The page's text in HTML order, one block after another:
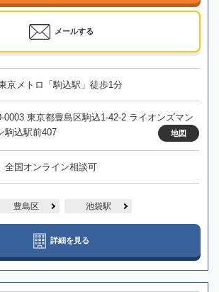
メールする
京メトロ「駒込駅」徒歩1分
0003 東京都豊島区駒込1-42-2 ライオンズマン
駒込駅前407
地図
全国オンライン相談可
豊島区 池袋駅
詳細を見る